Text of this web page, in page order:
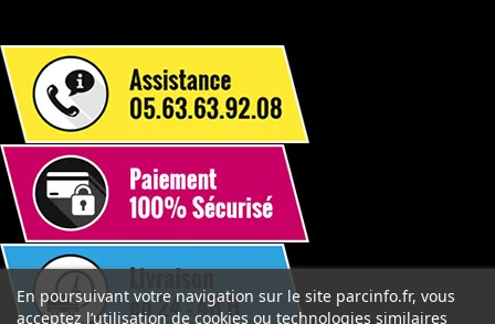
En poursuivant votre navigation sur le site parcinfo.fr, vous
acceptez l’utilisation de cookies ou technologies similaires